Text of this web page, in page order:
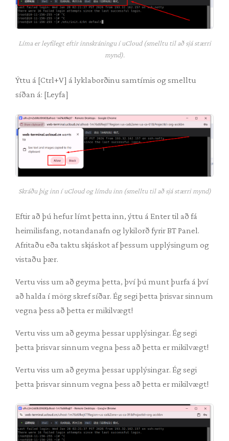
Líma er leyfilegt eftir innskráningu í uCloud (smelltu til að sjá stærri
mynd).
Ýttu á [Ctrl+V] á lyklaborðinu samtímis og smelltu
síðan á: [Leyfa]
Skráðu þig inn í uCloud og límdu inn (smelltu til að sjá stærri mynd)
Eftir að þú hefur límt þetta inn, ýttu á Enter til að fá
heimilisfang, notandanafn og lykilorð fyrir BT Panel.
Afritaðu eða taktu skjáskot af þessum upplýsingum og
vistaðu þær.
Vertu viss um að geyma þetta, því þú munt þurfa á því
að halda í mörg skref síðar. Ég segi þetta þrisvar sinnum
vegna þess að þetta er mikilvægt!
Vertu viss um að geyma þessar upplýsingar. Ég segi
þetta þrisvar sinnum vegna þess að þetta er mikilvægt!
Vertu viss um að geyma þessar upplýsingar. Ég segi
þetta þrisvar sinnum vegna þess að þetta er mikilvægt!